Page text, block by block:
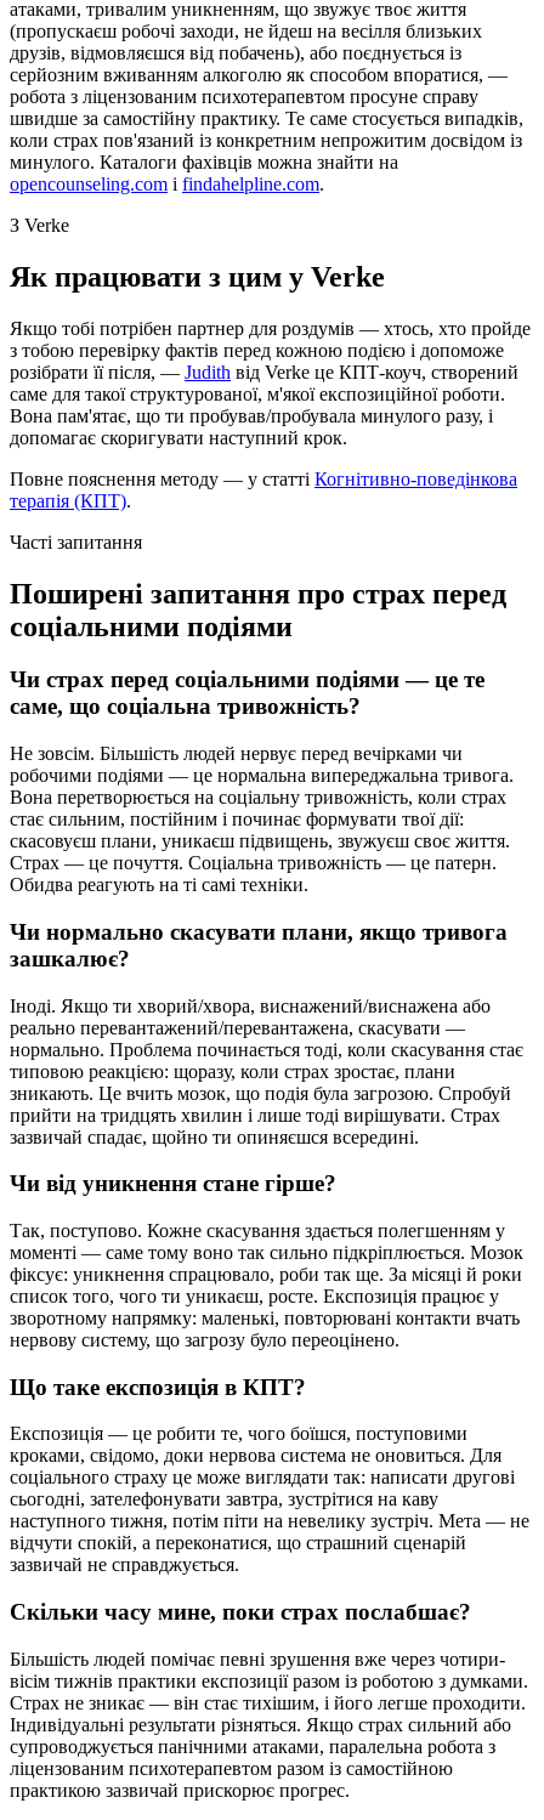
атаками, тривалим уникненням, що звужує твоє життя
(пропускаєш робочі заходи, не йдеш на весілля близьких
друзів, відмовляєшся від побачень), або поєднується із
серйозним вживанням алкоголю як способом впоратися, —
робота з ліцензованим психотерапевтом просуне справу
швидше за самостійну практику. Те саме стосується випадків,
коли страх пов'язаний із конкретним непрожитим досвідом із
минулого. Каталоги фахівців можна знайти на
opencounseling.com і findahelpline.com.
З Verke
Як працювати з цим у Verke
Якщо тобі потрібен партнер для роздумів — хтось, хто пройде
з тобою перевірку фактів перед кожною подією і допоможе
розібрати її після, — Judith від Verke це КПТ-коуч, створений
саме для такої структурованої, м'якої експозиційної роботи.
Вона пам'ятає, що ти пробував/пробувала минулого разу, і
допомагає скоригувати наступний крок.
Повне пояснення методу — у статті Когнітивно-поведінкова
терапія (КПТ).
Часті запитання
Поширені запитання про страх перед
соціальними подіями
Чи страх перед соціальними подіями — це те
саме, що соціальна тривожність?
Не зовсім. Більшість людей нервує перед вечірками чи
робочими подіями — це нормальна випереджальна тривога.
Вона перетворюється на соціальну тривожність, коли страх
стає сильним, постійним і починає формувати твої дії:
скасовуєш плани, уникаєш підвищень, звужуєш своє життя.
Страх — це почуття. Соціальна тривожність — це патерн.
Обидва реагують на ті самі техніки.
Чи нормально скасувати плани, якщо тривога
зашкалює?
Іноді. Якщо ти хворий/хвора, виснажений/виснажена або
реально перевантажений/перевантажена, скасувати —
нормально. Проблема починається тоді, коли скасування стає
типовою реакцією: щоразу, коли страх зростає, плани
зникають. Це вчить мозок, що подія була загрозою. Спробуй
прийти на тридцять хвилин і лише тоді вирішувати. Страх
зазвичай спадає, щойно ти опиняєшся всередині.
Чи від уникнення стане гірше?
Так, поступово. Кожне скасування здається полегшенням у
моменті — саме тому воно так сильно підкріплюється. Мозок
фіксує: уникнення спрацювало, роби так ще. За місяці й роки
список того, чого ти уникаєш, росте. Експозиція працює у
зворотному напрямку: маленькі, повторювані контакти вчать
нервову систему, що загрозу було переоцінено.
Що таке експозиція в КПТ?
Експозиція — це робити те, чого боїшся, поступовими
кроками, свідомо, доки нервова система не оновиться. Для
соціального страху це може виглядати так: написати другові
сьогодні, зателефонувати завтра, зустрітися на каву
наступного тижня, потім піти на невелику зустріч. Мета — не
відчути спокій, а переконатися, що страшний сценарій
зазвичай не справджується.
Скільки часу мине, поки страх послабшає?
Більшість людей помічає певні зрушення вже через чотири-
вісім тижнів практики експозиції разом із роботою з думками.
Страх не зникає — він стає тихішим, і його легше проходити.
Індивідуальні результати різняться. Якщо страх сильний або
супроводжується панічними атаками, паралельна робота з
ліцензованим психотерапевтом разом із самостійною
практикою зазвичай прискорює прогрес.